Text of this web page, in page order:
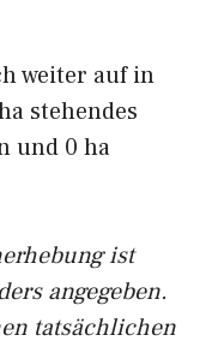
weiter auf in
stehendes
und 0 ha
ist
angegeben.
tatsächlichen